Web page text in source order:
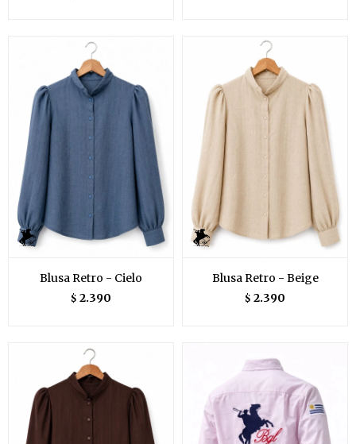
Blusa Retro - Cielo
$ 2.390
Blusa Retro - Beige
$ 2.390